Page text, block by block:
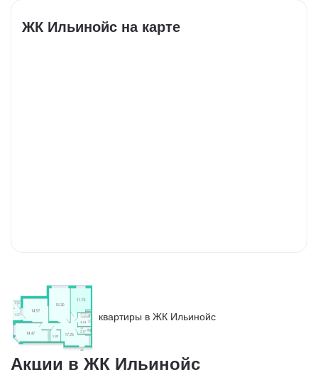
ЖК Ильинойс на карте
квартиры в ЖК Ильинойс
Акции в ЖК Ильинойс